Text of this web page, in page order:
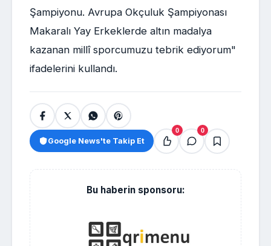
Şampiyonu. Avrupa Okçuluk Şampiyonası
Makaralı Yay Erkeklerde altın madalya
kazanan millî sporcumuzu tebrik ediyorum"
ifadelerini kullandı.
Google News'te Takip Et
0 0
Bu haberin sponsoru: